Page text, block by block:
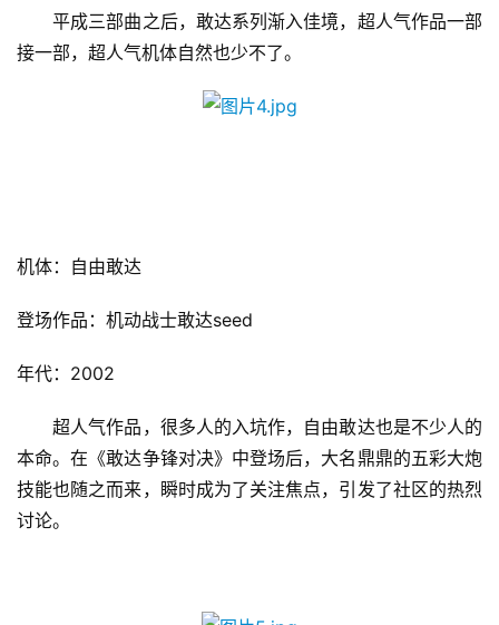
休
2
第
三
茶
奖
平成三部曲之后，敢达系列渐入佳境，超人气作品一部
接一部，超人气机体自然也少不了。
机体：自由敢达
登场作品：机动战士敢达seed
年代：2002
超人气作品，很多人的入坑作，自由敢达也是不少人的
本命。在《敢达争锋对决》中登场后，大名鼎鼎的五彩大炮
技能也随之而来，瞬时成为了关注焦点，引发了社区的热烈
讨论。